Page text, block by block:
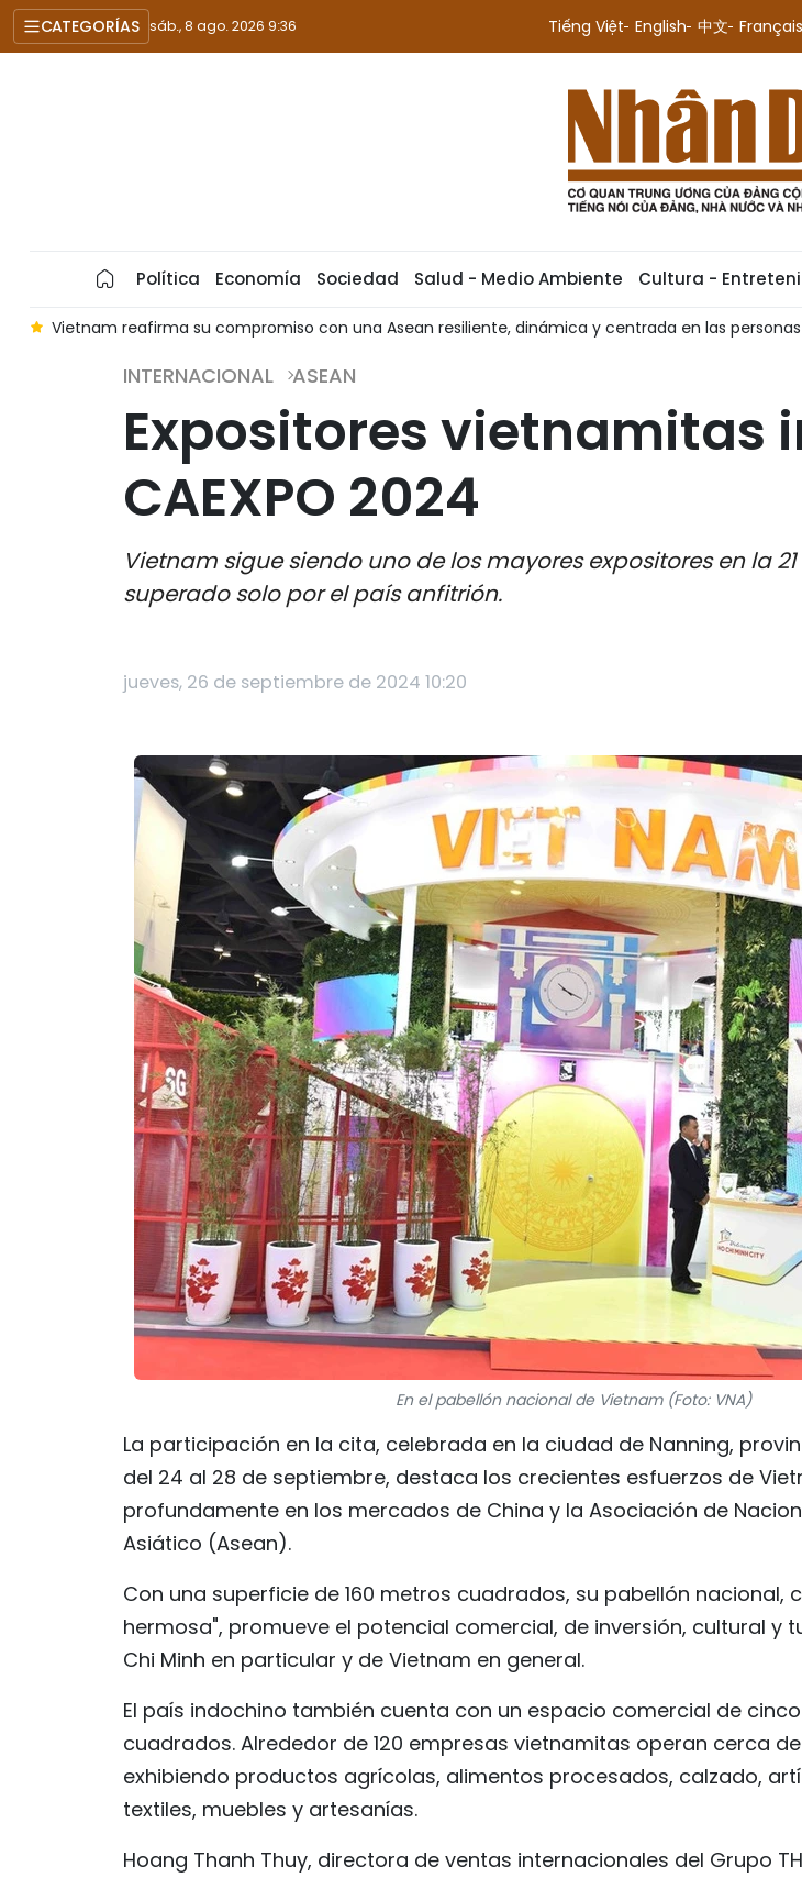
CATEGORÍAS sáb., 8 ago. 2026 9:36 Tiếng Việt English 中文 Français
Política Economía Sociedad Salud - Medio Ambiente Cultura -
Vietnam reafirma su compromiso con una Asean resiliente, dinámica y centrada en las personas
INTERNACIONAL ASEAN
Expositores vietnamitas
CAEXPO 2024
Vietnam sigue siendo uno de los mayores expositores en la
superado solo por el país anfitrión.
jueves, 26 de septiembre de 2024 10:20
En el pabellón nacional de Vietnam (Foto: VNA)
La participación en la cita, celebrada en la ciudad de Nanning,
del 24 al 28 de septiembre, destaca los crecientes esfuerzos de
profundamente en los mercados de China y la Asociación de
Asiático (Asean).
Con una superficie de 160 metros cuadrados, su pabellón nacional,
hermosa", promueve el potencial comercial, de inversión, cultural y
Chi Minh en particular y de Vietnam en general.
El país indochino también cuenta con un espacio comercial de
cuadrados. Alrededor de 120 empresas vietnamitas operan cerca
exhibiendo productos agrícolas, alimentos procesados, calzado,
textiles, muebles y artesanías.
Hoang Thanh Thuy, directora de ventas internacionales del Grupo